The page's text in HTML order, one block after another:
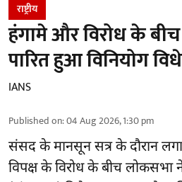
राष्ट्रीय
हंगामे और विरोध के
पारित हुआ विनियोग
IANS
Published on:04 Aug 2026, 1:30 pm
संसद के मानसून सत्र के दौरान
विपक्ष के विरोध के बीच लोकसभा